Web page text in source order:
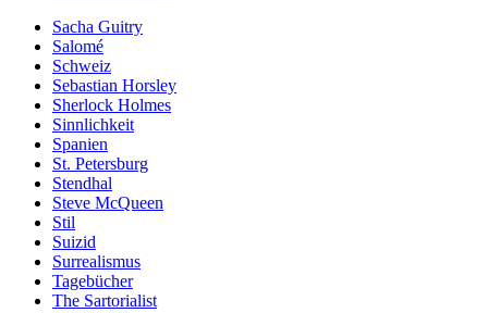
Sacha Guitry
Salomé
Schweiz
Sebastian Horsley
Sherlock Holmes
Sinnlichkeit
Spanien
St. Petersburg
Stendhal
Steve McQueen
Stil
Suizid
Surrealismus
Tagebücher
The Sartorialist